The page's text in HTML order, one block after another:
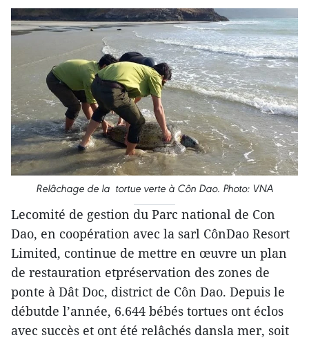
Relâchage de la tortue verte à Côn Dao. Photo: VNA
Lecomité de gestion du Parc national de Con
Dao, en coopération avec la sarl CônDao Resort
Limited, continue de mettre en œuvre un plan
de restauration etpréservation des zones de
ponte à Dât Doc, district de Côn Dao. Depuis le
débutde l’année, 6.644 bébés tortues ont éclos
avec succès et ont été relâchés dansla mer, soit